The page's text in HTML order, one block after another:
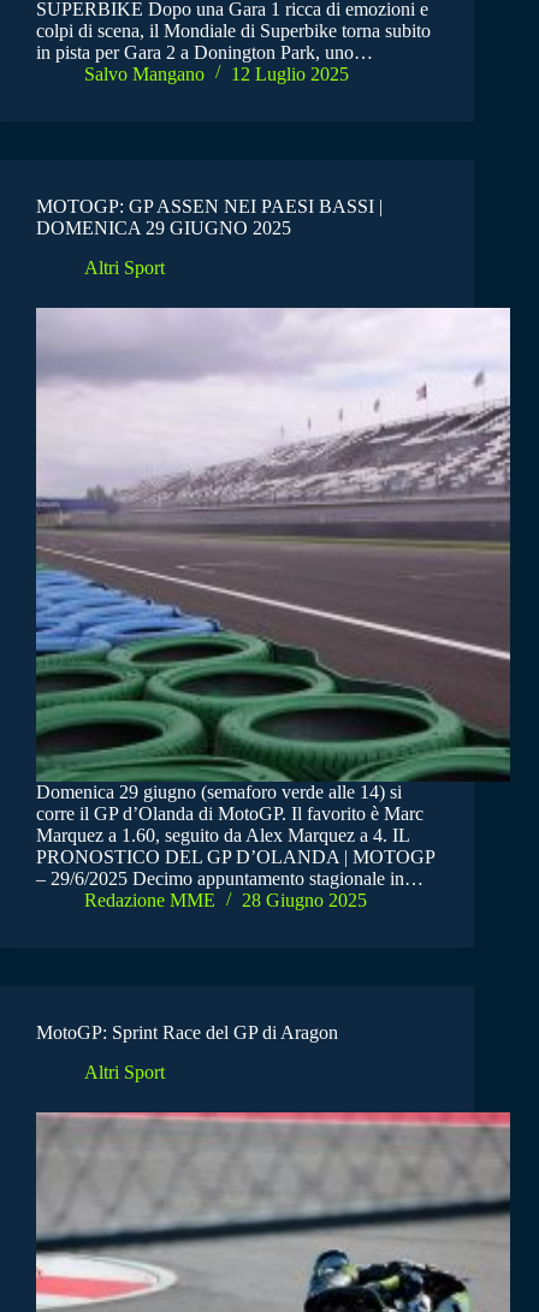
SUPERBIKE Dopo una Gara 1 ricca di emozioni e
colpi di scena, il Mondiale di Superbike torna subito
in pista per Gara 2 a Donington Park, uno…
Salvo Mangano
12 Luglio 2025
MOTOGP: GP ASSEN NEI PAESI BASSI |
DOMENICA 29 GIUGNO 2025
Altri Sport
Domenica 29 giugno (semaforo verde alle 14) si
corre il GP d’Olanda di MotoGP. Il favorito è Marc
Marquez a 1.60, seguito da Alex Marquez a 4. IL
PRONOSTICO DEL GP D’OLANDA | MOTOGP
– 29/6/2025 Decimo appuntamento stagionale in…
Redazione MME
28 Giugno 2025
MotoGP: Sprint Race del GP di Aragon
Altri Sport